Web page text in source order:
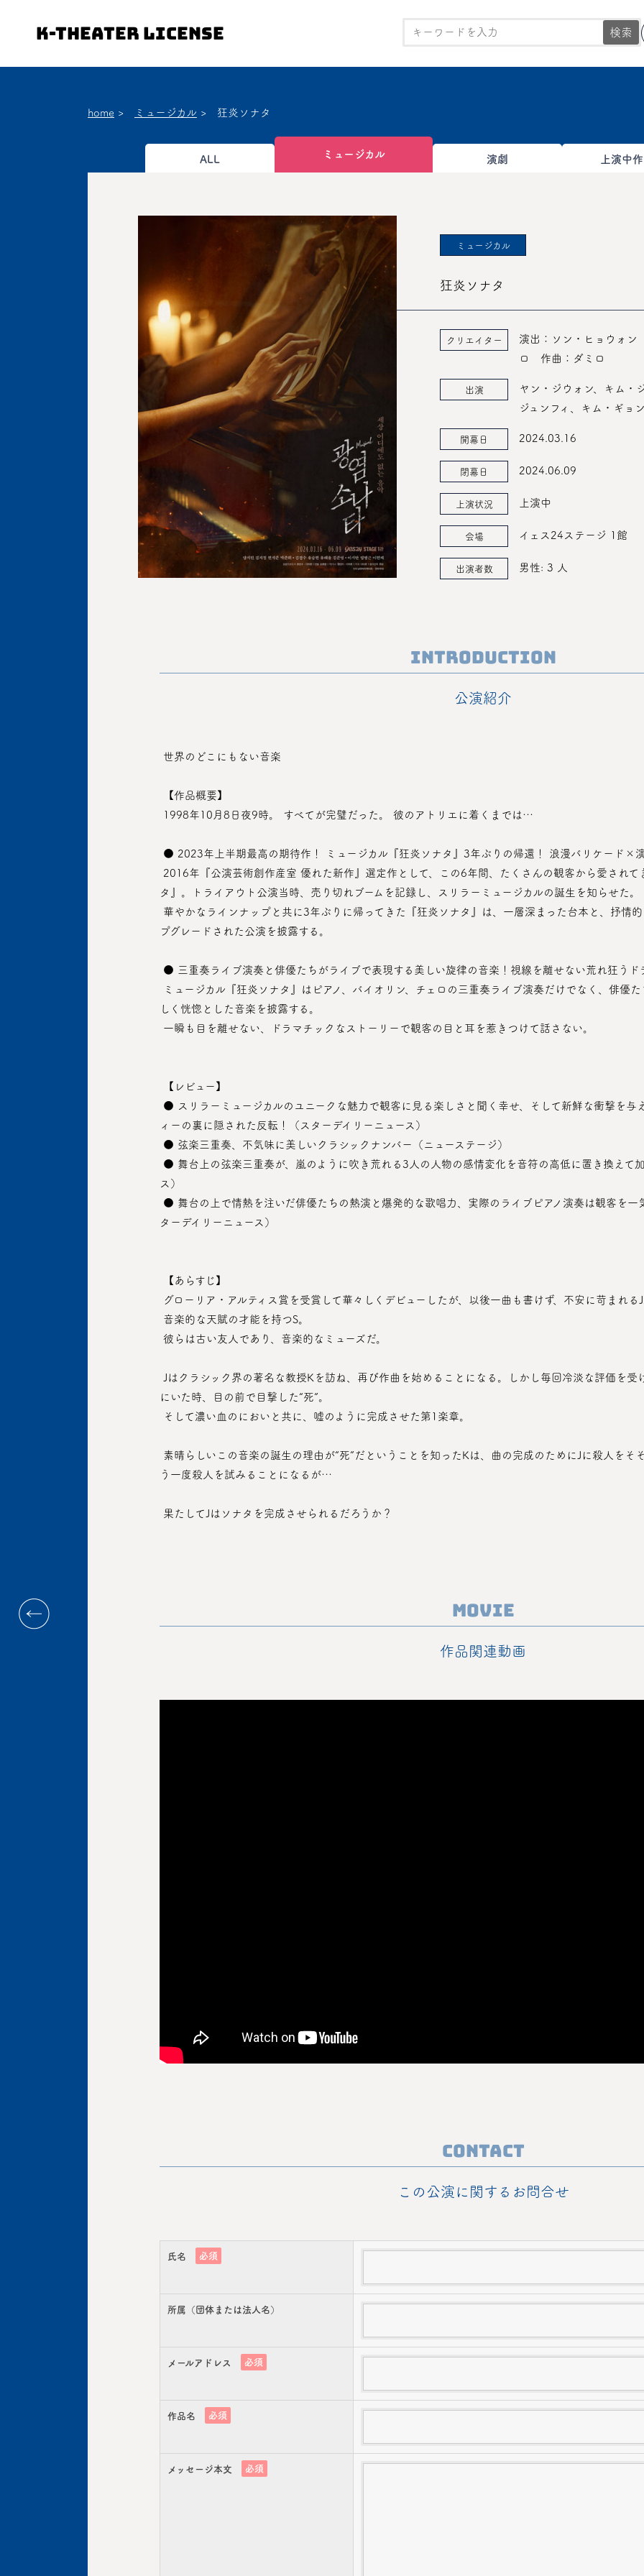
K-Theater License 検索
home > ミュージカル > 狂炎ソナタ
ALL ミュージカル 演劇 上演中
ミュージカル
狂炎ソナタ
クリエイター
演出：ソン・ヒョウォ
ロ 作曲：ダミロ
出演
ヤン・ジウォン、キム・
ジュンフィ、キム・ギョ
開幕日 2024.03.16
閉幕日 2024.06.09
上演状況 上演中
会場 イェス24ステージ 1館
出演者数 男性: 3 人
Introduction
公演紹介
世界のどこにもない音楽
【作品概要】
1998年10月8日夜9時。 すべてが完璧だった。 彼のアトリエに着くまでは…
● 2023年上半期最高の期待作！ ミュージカル『狂炎ソナタ』3年ぶりの帰還！ 浪漫バリケード×
タ』。トライアウト公演当時、売り切れブームを記録し、スリラーミュージカルの誕生を知らせた。
プグレードされた公演を披露する。
● 三重奏ライブ演奏と俳優たちがライブで表現する美しい旋律の音楽！視線を離せない荒れ狂うド
しく恍惚とした音楽を披露する。
一瞬も目を離せない、ドラマチックなストーリーで観客の目と耳を惹きつけて話さない。
【レビュー】
ィーの裏に隠された反転！（スターデイリーニュース）
● 弦楽三重奏、不気味に美しいクラシックナンバー（ニューステージ）
ス）
ターデイリーニュース）
【あらすじ】
グローリア・アルティス賞を受賞して華々しくデビューしたが、以後一曲も書けず、不安に苛まれる
音楽的な天賦の才能を持つS。
彼らは古い友人であり、音楽的なミューズだ。
にいた時、目の前で目撃した“死”。
そして濃い血のにおいと共に、嘘のように完成させた第1楽章。
う一度殺人を試みることになるが…
果たしてJはソナタを完成させられるだろうか？
Movie
作品関連動画
Contact
この公演に関するお問合せ
氏名 必須
所属（団体または法人名）
メールアドレス 必須
作品名 必須
メッセージ本文 必須